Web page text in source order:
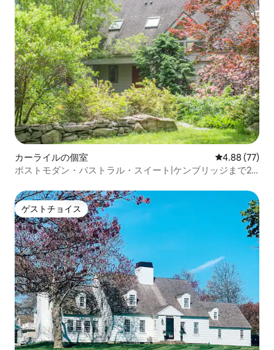
カーライルの個室 レビュー77
4.88 (77)
ポストモダン・パストラル・スイート|ケンブリッジまで25
ゲストチョイス
ゲストチョイス